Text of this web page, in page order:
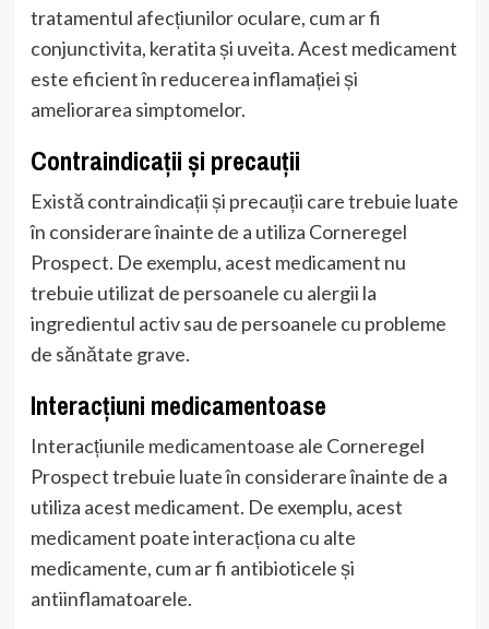
tratamentul afecțiunilor oculare, cum ar fi
conjunctivita, keratita și uveita. Acest medicament
este eficient în reducerea inflamației și
ameliorarea simptomelor.
Contraindicații și precauții
Există contraindicații și precauții care trebuie luate
în considerare înainte de a utiliza Corneregel
Prospect. De exemplu, acest medicament nu
trebuie utilizat de persoanele cu alergii la
ingredientul activ sau de persoanele cu probleme
de sănătate grave.
Interacțiuni medicamentoase
Interacțiunile medicamentoase ale Corneregel
Prospect trebuie luate în considerare înainte de a
utiliza acest medicament. De exemplu, acest
medicament poate interacționa cu alte
medicamente, cum ar fi antibioticele și
antiinflamatoarele.